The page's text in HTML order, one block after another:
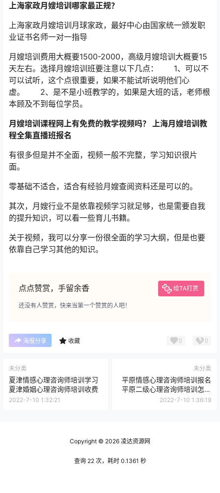
上海家政月嫂培训哪家最正规？
上海家政月嫂培训月球家政，最好中心由国家统一颁发职
业证书名师一对一指导
月嫂培训费用大概要1500-2000，高级月嫂培训大概要15
天左右。选择月嫂培训班要注意以下几点： 1、可以不
可以试听，这个点很重要，如果不能试听说明他们心
虚。 2、是不是小班教学的，如果是大班的话，老师根
本顾及不到每位学员。
月嫂培训课程网上有免费的教学视频吗？ 上海月嫂培训教
程全集直播班报名
有很多但是并不全面，视频一般不完整，学习知识很片
面。
零基础不适合，适合有经验月嫂查阅资料还是可以的。
其次，月嫂行业不是依靠视频学习就足够，也是需要自我
的提升知识，可以看一些育儿书籍。
关于视频，我可以分享一份很全面的学习大纲，但是也要
依靠自己学习其他的知识。
点点赞赏，手留余香 给TA打赏
还没有人赞赏，快来当第一个赞赏的人吧！
海报分享 收藏 0 0
未分类
夏津情感心理咨询师培训学习
夏津婚姻心理咨询师培训收费
2022-7-10 1:32:21
未分类
平原情感心理咨询师培训报名
平原二级心理咨询师培训怎么
样
2022-7-10 1:36:19
Copyright © 2026 凌达资源网
查询 22 次，耗时 0.1361 秒